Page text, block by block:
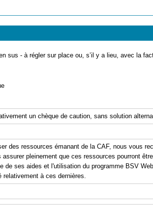
sus - à régler sur place ou, s’il y a lieu, avec la
un chèque de caution, sans solution
des ressources émanant de la CAF, nous vous
pleinement que ces ressources pourront
de ses aides et l'utilisation du programme BSV
à ces dernières.